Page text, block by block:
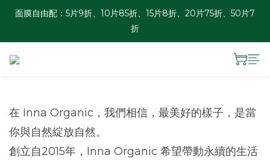
香港訂單滿HKD 300免運 ︱澳門訂單滿HKD 600免運
面膜自由配：5片9折、10片85折、15片8折、20片75折、50片7
折
香港訂單滿HKD 300免運 ︱澳門訂單滿HKD 600免運
在 Inna Organic ，我們相信，最美好的樣子，是當
你與自然綻放自然。
創立自2015年， Inna Organic 希望帶動永續的生活